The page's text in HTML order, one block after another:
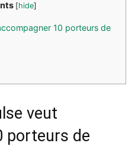
[hide]
10 porteurs de
veut
porteurs de